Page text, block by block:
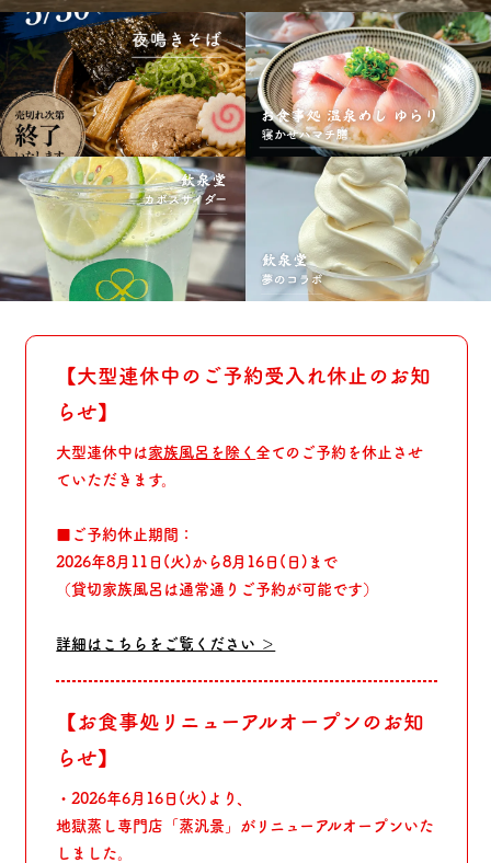
【大型連休中のご予約受入れ休止のお知
らせ】
大型連休中は家族風呂を除く 全てのご予約を休止させ
ていただきます。
■ご予約休止期間：
2026年8月11日(火)から8月16日(日)まで
（貸切家族風呂は通常通りご予約が可能です）
詳細はこちらをご覧ください ＞
【お食事処リニューアルオープンのお知
らせ】
・2026年6月16日(火)より、
地獄蒸し専門店「蒸汎景」がリニューアルオープンいた
しました。